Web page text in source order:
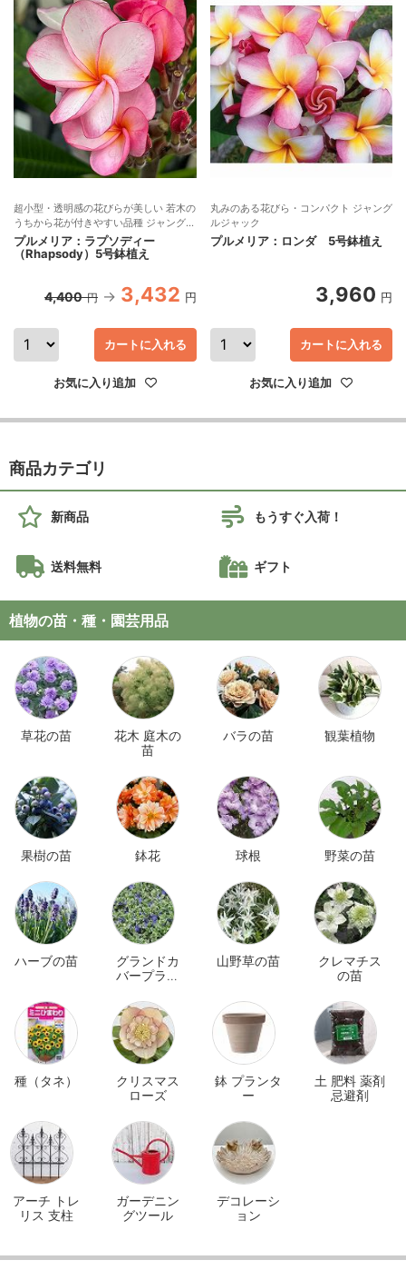
超小型・透明感の花びらが美しい 若木の
うちから花が付きやすい品種 ジャングル
ジャック
プルメリア：ラプソディー
（Rhapsody）5号鉢植え
4,400 円 3,432 円
カートに入れる
お気に入り追加
丸みのある花びら・コンパクト ジャング
ルジャック
プルメリア：ロンダ 5号鉢植え
3,960 円
カートに入れる
お気に入り追加
商品カテゴリ
新商品 もうすぐ入荷！
送料無料 ギフト
植物の苗・種・園芸用品
草花の苗
花木 庭木の
苗
バラの苗 観葉植物
果樹の苗 鉢花 球根 野菜の苗
ハーブの苗
グランドカ
バープラン
山野草の苗
クレマチス
の苗
種（タネ）
クリスマス
ローズ
鉢 プランタ
ー
土 肥料 薬剤
忌避剤
アーチ トレ
リス 支柱
ガーデニン
グツール
デコレーシ
ョン